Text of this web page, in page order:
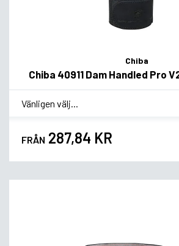
Chiba
Chiba 40911 Dam Handled Pro
* Smakvariant
FRÅN 287,84 KR